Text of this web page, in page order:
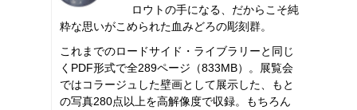
ロウトの手になる、だからこそ純
粋な思いがこめられた血みどろの彫刻群。
これまでのロードサイド・ライブラリーと同じ
くPDF形式で全289ページ（833MB）。展覧会
ではコラージュした壁画として展示した、もと
の写真280点以上を高解像度で収録。もちろん